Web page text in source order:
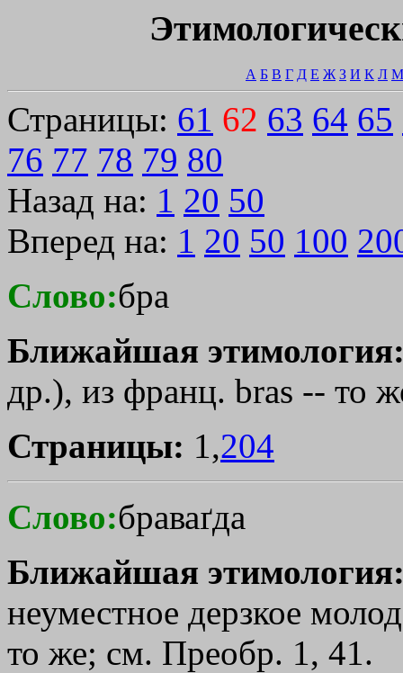
А Б В Г Д Е Ж З И К Л М
Страницы: 61 62 63 64 65
76 77 78 79 80
Назад на: 1 20 50
Вперед на: 1 20 50 100
Слово:бра
Ближайшая
др.), из франц. bras -- то
Страницы: 1,204
Слово:браваґда
Ближайшая
неуместное дерзкое
то же; см. Преобр. 1, 41.